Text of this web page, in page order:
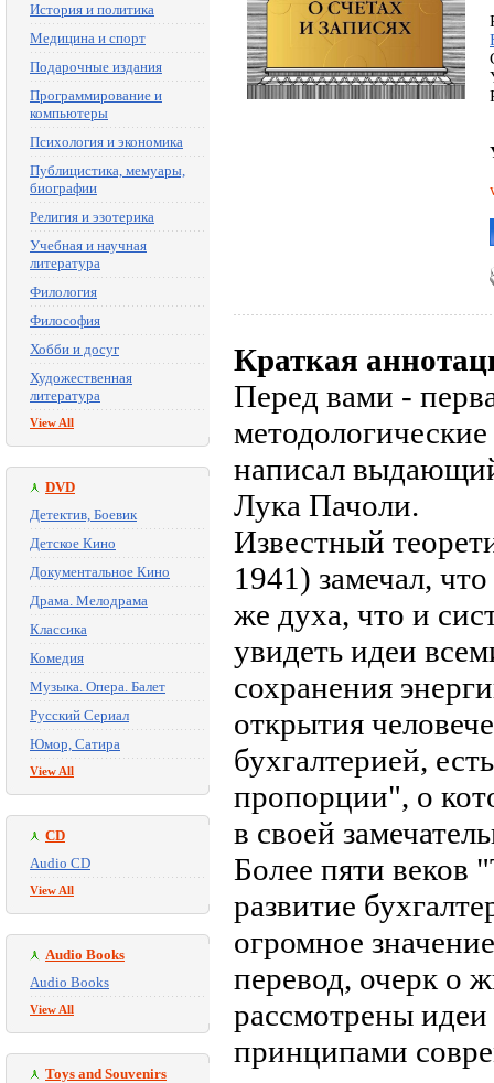
История и политика
Медицина и спорт
Подарочные издания
Программирование и
компьютеры
Психология и экономика
Публицистика, мемуары,
биографии
Религия и эзотерика
Учебная и научная
литература
Филология
Философия
Хобби и досуг
Художественная
литература
View All
DVD
Детектив, Боевик
Детское Кино
Документальное Кино
Драма. Мелодрама
Классика
Комедия
Музыка. Опера. Балет
Русский Сериал
Юмор, Сатира
View All
CD
Audio CD
View All
Audio Books
Audio Books
View All
Toys and Souvenirs
Краткая
Перед вами -
написал
Лука Пачоли.
Известный
1941) замечал,
же духа, что и
увидеть идеи
сохранения
открытия
бухгалтерией,
пропорции", о
в своей
Более пяти веков
развитие
огромное
перевод, очерк о
рассмотрены идеи
принципами